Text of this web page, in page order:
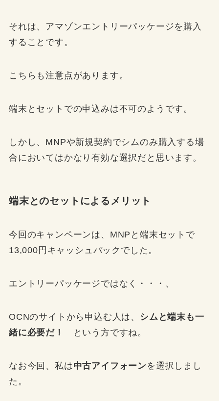
それは、アマゾンエントリーパッケージを購入
することです。
こちらも注意点があります。
端末とセットでの申込みは不可のようです。
しかし、MNPや新規契約でシムのみ購入する場
合においてはかなり有効な選択だと思います。
端末とのセットによるメリット
今回のキャンペーンは、MNPと端末セットで
13,000円キャッシュバック でした。
エントリーパッケージではなく・・・、
OCNのサイトから申込む人は、 シムと端末も一
緒に必要だ！
という方ですね。
なお今回、私は中古アイフォーンを選択しまし
た。